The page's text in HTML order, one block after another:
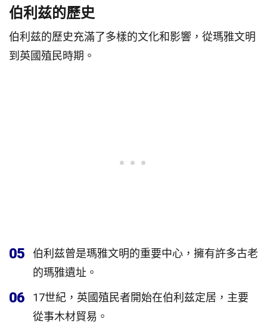
伯利兹的歷史
伯利兹的歷史充滿了多樣的文化和影響，從瑪雅文明
到英國殖民時期。
05
伯利兹曾是瑪雅文明的重要中心，擁有許多古老
的瑪雅遺址。
06
17世紀，英國殖民者開始在伯利兹定居，主要
從事木材貿易。